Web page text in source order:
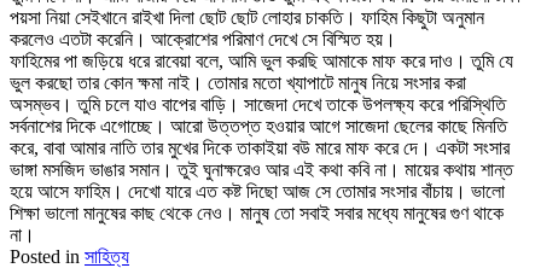
পয়সা নিয়া সেইখানে রাইখা দিলা ছোট ছোট লোহার চাকতি। ফাহিম কিছুটা অনুমান
করলেও এতটা করেনি। আক্রোশের পরিমাণ দেখে সে বিস্মিত হয়।
ফাহিমের পা জড়িয়ে ধরে রাবেয়া বলে, আমি ভুল করছি আমাকে মাফ করে দাও। তুমি যে
ভুল করছো তার কোন ক্ষমা নাই। তোমার মতো খ্যাপাটে মানুষ নিয়ে সংসার করা
অসম্ভব। তুমি চলে যাও বাপের বাড়ি। সাজেদা দেখে তাকে উপলক্ষ্য করে পরিস্থিতি
সর্বনাশের দিকে এগোচ্ছে। আরো উত্তপ্ত হওয়ার আগে সাজেদা ছেলের কাছে মিনতি
করে, বাবা আমার নাতি তার মুখের দিকে তাকাইয়া বউ মারে মাফ করে দে। একটা সংসার
ভাঙ্গা মসজিদ ভাঙার সমান। তুই ঘুনাক্ষরেও আর এই কথা কবি না। মায়ের কথায় শান্ত
হয়ে আসে ফাহিম। দেখো যারে এত কষ্ট দিছো আজ সে তোমার সংসার বাঁচায়। ভালো
শিক্ষা ভালো মানুষের কাছ থেকে নেও। মানুষ তো সবাই সবার মধ্যে মানুষের গুণ থাকে
না।
Posted in সাহিত্য